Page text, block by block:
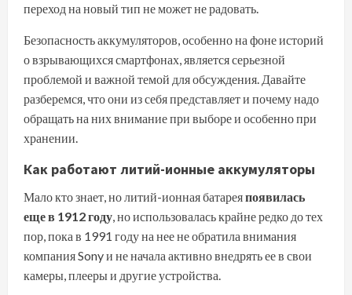
переход на новый тип не может не радовать.
Безопасность аккумуляторов, особенно на фоне историй
о взрывающихся смартфонах, является серьезной
проблемой и важной темой для обсуждения. Давайте
разберемся, что они из себя представляет и почему надо
обращать на них внимание при выборе и особенно при
хранении.
Как работают литий-ионные аккумуляторы
Мало кто знает, но литий-ионная батареяпоявилась
еще в 1912 году, но использовалась крайне редко до тех
пор, пока в 1991 году на нее не обратила внимания
компания Sony и не начала активно внедрять ее в свои
камеры, плееры и другие устройства.